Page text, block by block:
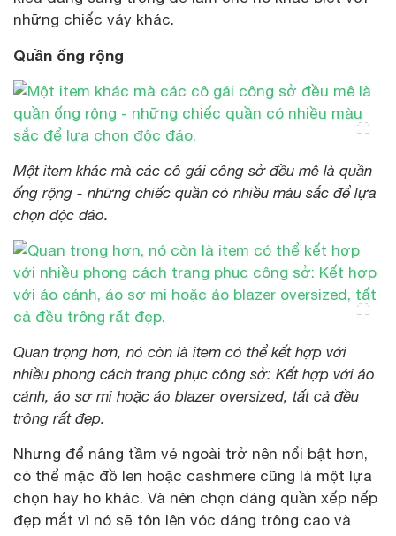
những chiếc váy khác.
Quần ống rộng
Một item khác mà các cô gái công sở đều mê là quần
ống rộng - những chiếc quần có nhiều màu sắc để lựa
chọn độc đáo.
Quan trọng hơn, nó còn là item có thể kết hợp với
nhiều phong cách trang phục công sở: Kết hợp với áo
cánh, áo sơ mi hoặc áo blazer oversized, tất cả đều
trông rất đẹp.
Nhưng để nâng tầm vẻ ngoài trở nên nổi bật hơn,
có thể mặc đồ len hoặc cashmere cũng là một lựa
chọn hay ho khác. Và nên chọn dáng quần xếp nếp
đẹp mắt vì nó sẽ tôn lên vóc dáng trông cao và